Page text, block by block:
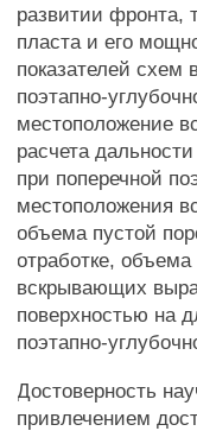
развитии фронта,
пласта и его
показателей схем
поэтапно-
местоположение
расчета
при поперечной
местоположения
объема пустой
отработке,
вскрывающих
поверхностью на
поэтапно-
Достоверность
привлечением